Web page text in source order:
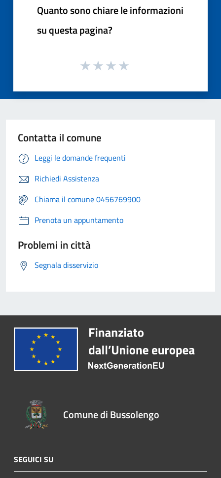
Quanto sono chiare le informazioni
su questa pagina?
Contatta il comune
Leggi le domande frequenti
Richiedi Assistenza
Chiama il comune 0456769900
Prenota un appuntamento
Problemi in città
Segnala disservizio
Comune di Bussolengo
SEGUICI SU